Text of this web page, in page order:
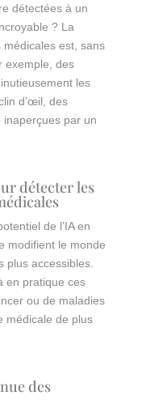
détectées à un
? La
médicales est, sans
exemple, des
les
d’œil, des
par un
détecter les
de l’IA en
modifient le monde
plus accessibles.
en pratique ces
ou de maladies
médicale de plus
des